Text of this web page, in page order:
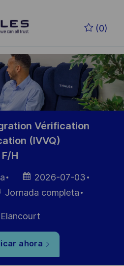
(0)
Vérification
(IVVQ)
H
Fecha de
publicación
2026-07-03
Jornada completa
Elancourt
ahora